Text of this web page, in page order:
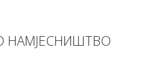
НАМЈЕСНИШТВО